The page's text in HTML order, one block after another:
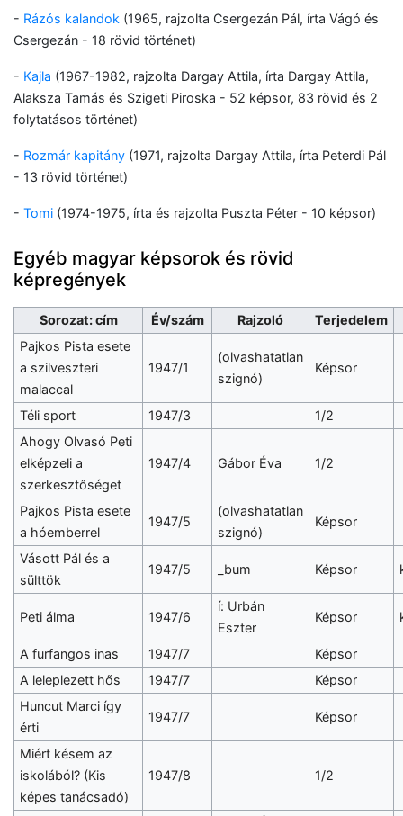
- Rázós kalandok (1965, rajzolta Csergezán Pál, írta Vágó és
Csergezán - 18 rövid történet)
- Kajla (1967-1982, rajzolta Dargay Attila, írta Dargay Attila,
Alaksza Tamás és Szigeti Piroska - 52 képsor, 83 rövid és 2
folytatásos történet)
- Rozmár kapitány (1971, rajzolta Dargay Attila, írta Peterdi Pál
- 13 rövid történet)
- Tomi (1974-1975, írta és rajzolta Puszta Péter - 10 képsor)
Egyéb magyar képsorok és rövid
képregények
Sorozat: cím Év/szám Rajzoló
Terjedelem
Pajkos Pista esete
a szilveszteri
malaccal
1947/1
(olvashatatlan
szignó)
Képsor
Téli sport 1947/3
1/2
Ahogy Olvasó Peti
elképzeli a
szerkesztőséget
1947/4 Gábor Éva 1/2
Pajkos Pista esete
a hóemberrel
1947/5
(olvashatatlan
szignó)
Képsor
Vásott Pál és a
sülttök
1947/5 _bum Képsor
Peti álma 1947/6
í: Urbán
Eszter
Képsor
A furfangos inas 1947/7
Képsor
A leleplezett hős
1947/7
Képsor
Huncut Marci így
érti
1947/7 Képsor
Miért késem az
iskolából? (Kis
képes tanácsadó)
1947/8 1/2